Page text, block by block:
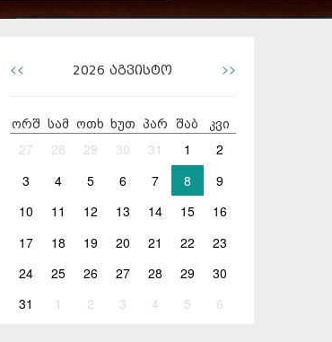
<< 2026 აგვისტო >>
ორშ სამ ოთხ ხუთ პარ შაბ კვი
27 28 29 30 31 1
2
3
4 5 6 7 8
9
10
11 12 13 14 15
16
17
18 19 20 21 22
23
24
25 26 27 28 29
30
31
1 2 3 4 5 6